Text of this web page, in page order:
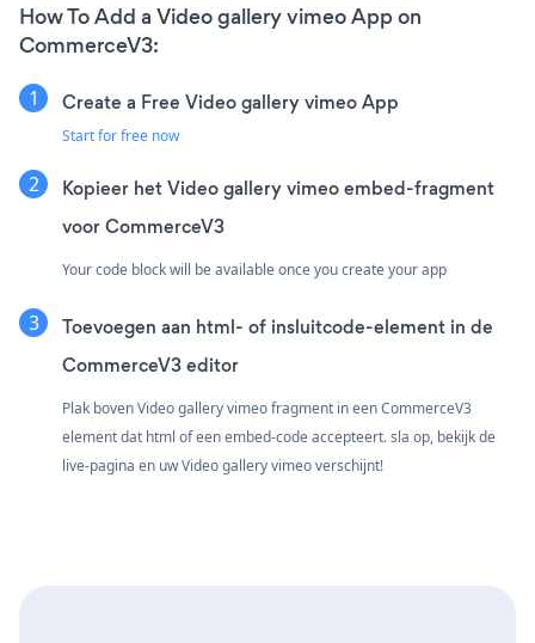
How To Add a Video gallery vimeo App on
CommerceV3:
Create a Free Video gallery vimeo App
Start for free now
Kopieer het Video gallery vimeo embed-fragment
voor CommerceV3
Your code block will be available once you create your app
Toevoegen aan html- of insluitcode-element in de
CommerceV3 editor
Plak boven Video gallery vimeo fragment in een CommerceV3
element dat html of een embed-code accepteert. sla op, bekijk de
live-pagina en uw Video gallery vimeo verschijnt!